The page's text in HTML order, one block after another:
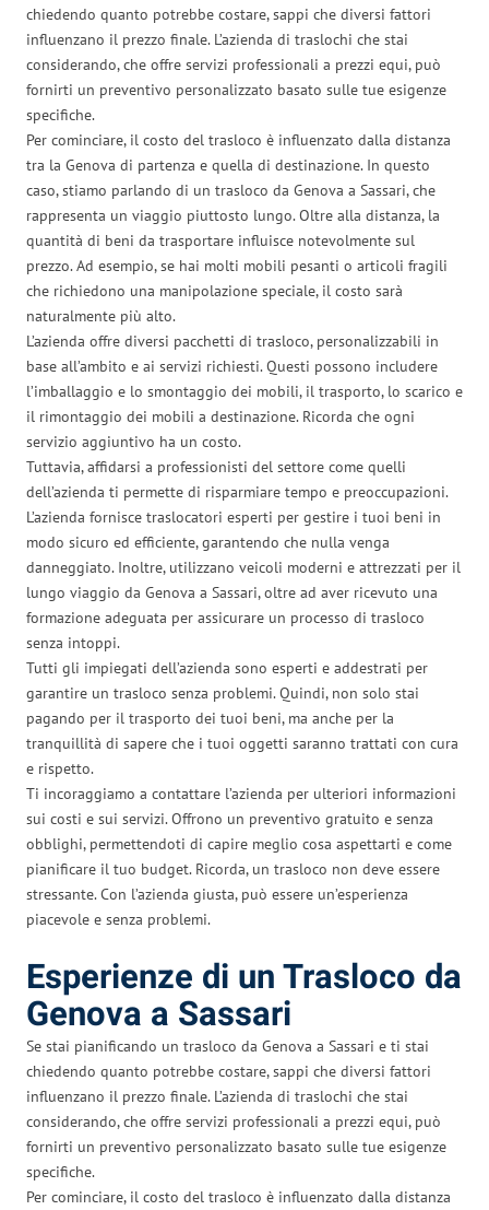
chiedendo quanto potrebbe costare, sappi che diversi fattori
influenzano il prezzo finale. L’azienda di traslochi che stai
considerando, che offre servizi professionali a prezzi equi, può
fornirti un preventivo personalizzato basato sulle tue esigenze
specifiche.
Per cominciare, il costo del trasloco è influenzato dalla distanza
tra la Genova di partenza e quella di destinazione. In questo
caso, stiamo parlando di un trasloco da Genova a Sassari, che
rappresenta un viaggio piuttosto lungo. Oltre alla distanza, la
quantità di beni da trasportare influisce notevolmente sul
prezzo. Ad esempio, se hai molti mobili pesanti o articoli fragili
che richiedono una manipolazione speciale, il costo sarà
naturalmente più alto.
L’azienda offre diversi pacchetti di trasloco, personalizzabili in
base all’ambito e ai servizi richiesti. Questi possono includere
l’imballaggio e lo smontaggio dei mobili, il trasporto, lo scarico e
il rimontaggio dei mobili a destinazione. Ricorda che ogni
servizio aggiuntivo ha un costo.
Tuttavia, affidarsi a professionisti del settore come quelli
dell’azienda ti permette di risparmiare tempo e preoccupazioni.
L’azienda fornisce traslocatori esperti per gestire i tuoi beni in
modo sicuro ed efficiente, garantendo che nulla venga
danneggiato. Inoltre, utilizzano veicoli moderni e attrezzati per il
lungo viaggio da Genova a Sassari, oltre ad aver ricevuto una
formazione adeguata per assicurare un processo di trasloco
senza intoppi.
Tutti gli impiegati dell’azienda sono esperti e addestrati per
garantire un trasloco senza problemi. Quindi, non solo stai
pagando per il trasporto dei tuoi beni, ma anche per la
tranquillità di sapere che i tuoi oggetti saranno trattati con cura
e rispetto.
Ti incoraggiamo a contattare l’azienda per ulteriori informazioni
sui costi e sui servizi. Offrono un preventivo gratuito e senza
obblighi, permettendoti di capire meglio cosa aspettarti e come
pianificare il tuo budget. Ricorda, un trasloco non deve essere
stressante. Con l’azienda giusta, può essere un’esperienza
piacevole e senza problemi.
Esperienze di un Trasloco da
Genova a Sassari
Se stai pianificando un trasloco da Genova a Sassari e ti stai
chiedendo quanto potrebbe costare, sappi che diversi fattori
influenzano il prezzo finale. L’azienda di traslochi che stai
considerando, che offre servizi professionali a prezzi equi, può
fornirti un preventivo personalizzato basato sulle tue esigenze
specifiche.
Per cominciare, il costo del trasloco è influenzato dalla distanza